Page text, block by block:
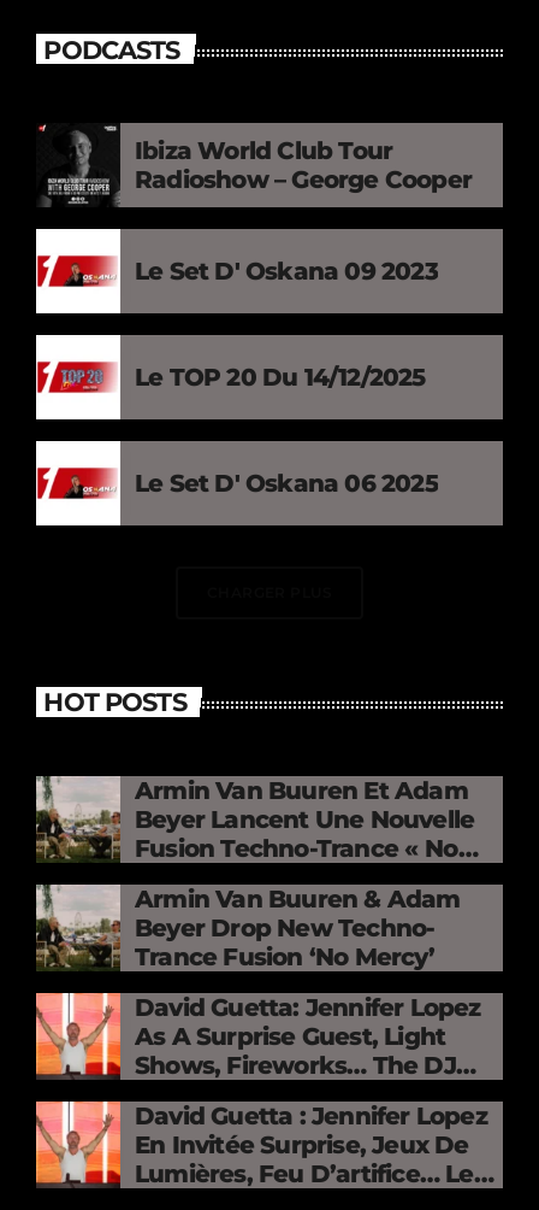
PODCASTS
Ibiza World Club Tour
Radioshow – George Cooper
Le Set D' Oskana 09 2023
Le TOP 20 Du 14/12/2025
Le Set D' Oskana 06 2025
HOT POSTS
Armin Van Buuren Et Adam
Beyer Lancent Une Nouvelle
Fusion Techno-Trance « No
Mercy »
Armin Van Buuren & Adam
Beyer Drop New Techno-
Trance Fusion ‘No Mercy’
David Guetta: Jennifer Lopez
As A Surprise Guest, Light
Shows, Fireworks… The DJ
Electrifies The Stade De
France
David Guetta : Jennifer Lopez
En Invitée Surprise, Jeux De
Lumières, Feu D’artifice… Le